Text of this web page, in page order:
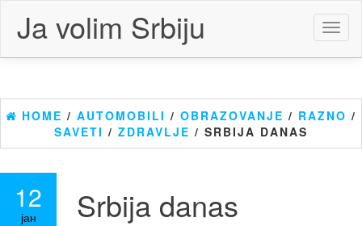
content
Ja volim Srbiju
HOME / AUTOMOBILI / OBRAZOVANJE / RAZNO /
SAVETI / ZDRAVLJE / SRBIJA DANAS
12
јан
Srbija danas